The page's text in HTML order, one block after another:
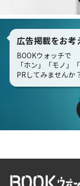
広告掲載をお考
BOOKウォッチで
「ホン」「モノ」
PRしてみませんか